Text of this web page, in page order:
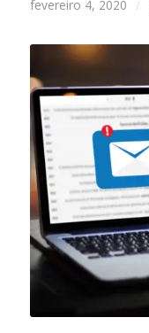
fevereiro 4, 2020 /